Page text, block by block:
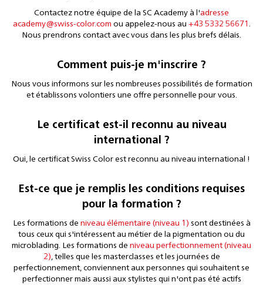
Contactez notre équipe de la SC Academy à l'adresse
academy@swiss-color.com ou appelez-nous au +43 5332 56671 .
Nous prendrons contact avec vous dans les plus brefs délais.
Comment puis-je m'inscrire ?
Nous vous informons sur les nombreuses possibilités de formation
et établissons volontiers une offre personnelle pour vous.
Le certificat est-il reconnu au niveau
international ?
Oui, le certificat Swiss Color est reconnu au niveau international !
Est-ce que je remplis les conditions requises
pour la formation ?
Les formations de niveau élémentaire (niveau 1) sont destinées à
tous ceux qui s'intéressent au métier de la pigmentation ou du
microblading. Les formations de niveau perfectionnement (niveau
2), telles que les masterclasses et les journées de
perfectionnement, conviennent aux personnes qui souhaitent se
perfectionner mais aussi aux stylistes qui n'ont pas été actifs